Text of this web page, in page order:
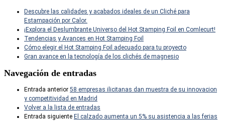
Descubre las calidades y acabados ideales de un Cliché para
Estampación por Calor.
¡Explora el Deslumbrante Universo del Hot Stamping Foil en Comlecurt!
Tendencias y Avances en Hot Stamping Foil
Cómo elegir el Hot Stamping Foil adecuado para tu proyecto
Gran avance en la tecnología de los clichés de magnesio
Navegación de entradas
Entrada anterior 58 empresas ilicitanas dan muestra de su innovacion
y competitividad en Madrid
Volver a la lista de entradas
Entrada siguiente El calzado aumenta un 5% su asistencia a las ferias